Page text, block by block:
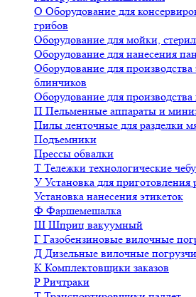
О Оборудование для
грибов
Оборудование для мойки,
Оборудование для нанесения
Оборудование для
блинчиков
Оборудование для
П Пельменные аппараты и
Пилы ленточные для разделки
Подъемники
Прессы обвалки
Т Тележки технологические
У Установка для приготовления
Установка нанесения этикеток
Ф Фаршемешалка
Ш Шприц вакуумный
Г Газобензиновые вилочные
Д Дизельные вилочные
К Комплектовщики заказов
Р Ричтраки